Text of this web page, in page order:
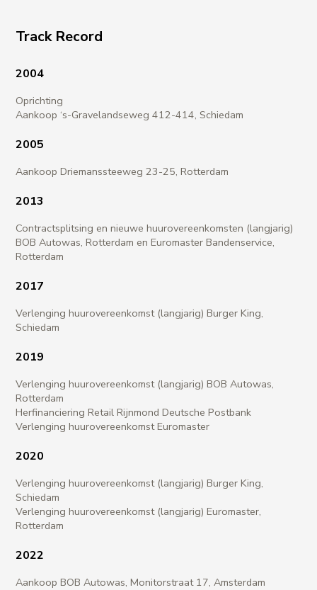
Track Record
2004
Oprichting
Aankoop ‘s-Gravelandseweg 412-414, Schiedam
2005
Aankoop Driemanssteeweg 23-25, Rotterdam
2013
Contractsplitsing en nieuwe huurovereenkomsten (langjarig)
BOB Autowas, Rotterdam en Euromaster Bandenservice,
Rotterdam
2017​
Verlenging huurovereenkomst (langjarig) Burger King,
Schiedam
2019​
Verlenging huurovereenkomst (langjarig) BOB Autowas,
Rotterdam
Herfinanciering Retail Rijnmond Deutsche Postbank
Verlenging huurovereenkomst Euromaster
2020
Verlenging huurovereenkomst (langjarig) Burger King,
Schiedam
Verlenging huurovereenkomst (langjarig) Euromaster,
Rotterdam
2022
Aankoop BOB Autowas, Monitorstraat 17, Amsterdam